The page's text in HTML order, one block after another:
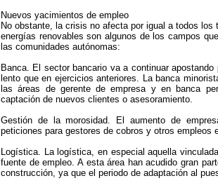
Nuevos yacimientos de empleo
No obstante, la crisis no afecta por igual a todos
energías renovables son algunos de los campos
las comunidades autónomas:
Banca. El sector bancario va a continuar
lento que en ejercicios anteriores. La banca
las áreas de gerente de empresa y en banca
captación de nuevos clientes o asesoramiento.
Gestión de la morosidad. El aumento de
peticiones para gestores de cobros y otros empleos
Logística. La logística, en especial aquella
fuente de empleo. A esta área han acudido gran
construcción, ya que el periodo de adaptación al